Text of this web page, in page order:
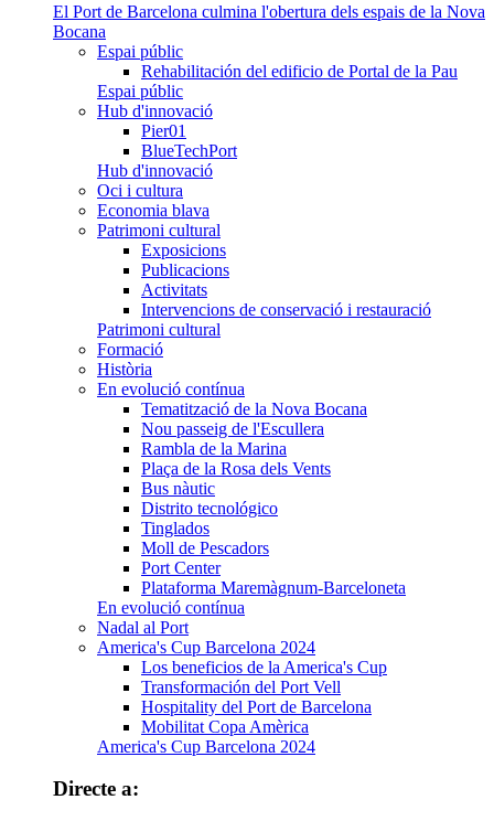
El Port de Barcelona culmina l'obertura dels espais de la Nova
Bocana
Espai públic
Rehabilitación del edificio de Portal de la Pau
Espai públic
Hub d'innovació
Pier01
BlueTechPort
Hub d'innovació
Oci i cultura
Economia blava
Patrimoni cultural
Exposicions
Publicacions
Activitats
Intervencions de conservació i restauració
Patrimoni cultural
Formació
Història
En evolució contínua
Tematització de la Nova Bocana
Nou passeig de l'Escullera
Rambla de la Marina
Plaça de la Rosa dels Vents
Bus nàutic
Distrito tecnológico
Tinglados
Moll de Pescadors
Port Center
Plataforma Maremàgnum-Barceloneta
En evolució contínua
Nadal al Port
America's Cup Barcelona 2024
Los beneficios de la America's Cup
Transformación del Port Vell
Hospitality del Port de Barcelona
Mobilitat Copa Amèrica
America's Cup Barcelona 2024
Directe a: